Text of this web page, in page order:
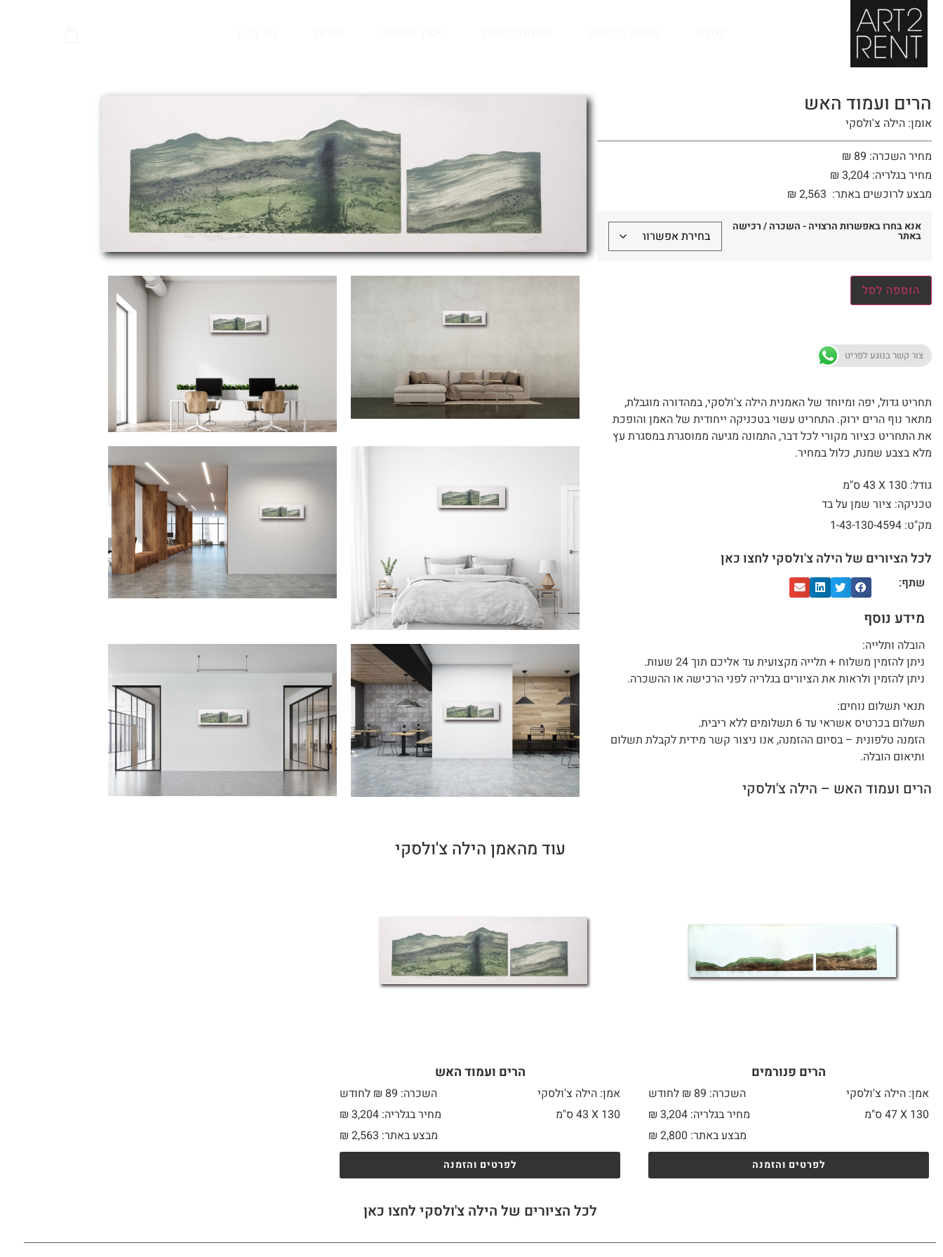
לתוכן
הרים ועמוד האש
אומן: הילה צ'ולסקי
מחיר השכרה: 89 ₪
מחיר בגלריה: 3,204 ₪
מבצע לרוכשים באתר:
₪ 2,563
אנא בחרו באפשרות הרצויה - השכרה / רכישה
באתר
הוספה לסל
צור קשר בנוגע לפריט
תחריט גדול, יפה ומיוחד של האמנית הילה צ'ולסקי, במהדורה מוגבלת,
מתאר נוף הרים ירוק. התחריט עשוי בטכניקה ייחודית של האמן והופכת
את התחריט כציור מקורי לכל דבר, התמונה מגיעה ממוסגרת במסגרת עץ
מלא בצבע שמנת, כלול במחיר.
גודל: 130 X
43 ס"מ
טכניקה: ציור שמן על בד
מק"ט: 1-43-130-4594
לכל הציורים של הילה צ'ולסקי לחצו כאן
שתף:
מידע נוסף
הובלה ותלייה:
ניתן להזמין משלוח + תלייה מקצועית עד אליכם תוך 24 שעות.
ניתן להזמין ולראות את הציורים בגלריה לפני הרכישה או ההשכרה.
תנאי תשלום נוחים:
תשלום בכרטיס אשראי עד 6 תשלומים ללא ריבית.
הזמנה טלפונית – בסיום ההזמנה, אנו ניצור קשר מידית לקבלת תשלום
ותיאום הובלה.
הרים ועמוד האש – הילה צ'ולסקי
עוד מהאמן הילה צ'ולסקי
הרים פנורמים
אמן: הילה צ'ולסקי
השכרה: 89 ₪ לחודש
130 X
מחיר בגלריה: 3,204 ₪
מבצע באתר:
₪ 2,800
לפרטים והזמנה
הרים ועמוד האש
אמן: הילה צ'ולסקי
השכרה: 89 ₪ לחודש
130 X
מחיר בגלריה: 3,204 ₪
מבצע באתר:
₪ 2,563
לפרטים והזמנה
לכל הציורים של הילה צ'ולסקי לחצו כאן